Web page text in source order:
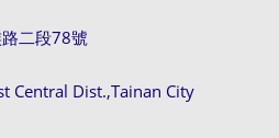
二段78號
Central Dist.,Tainan City